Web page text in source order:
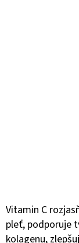
Vitamin C
pleť, podporuje
kolagenu,